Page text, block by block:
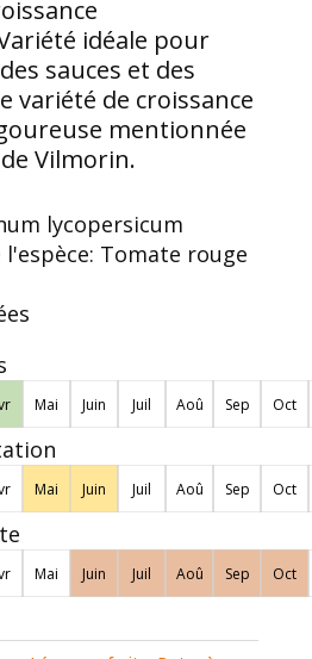
idéale pour
sauces et des
variété de croissance
mentionnée
Vilmorin.
lycopersicum
Tomate rouge
Mai Juin Juil Aoû Sep Oct
Mai Juin Juil Aoû Sep Oct
Mai Juin Juil Aoû Sep Oct